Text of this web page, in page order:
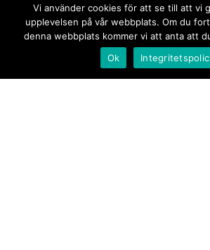
Vi använder cookies för att se till att vi
upplevelsen på vår webbplats. Om du
denna webbplats kommer vi att anta att
Ok